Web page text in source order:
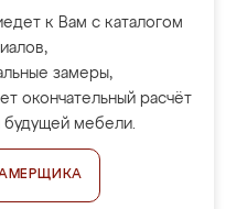
к Вам с каталогом
замеры,
окончательный расчёт
мебели.